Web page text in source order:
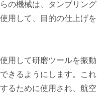
の機械は、タンブリング
用して、目的の仕上げを
用して研磨ツールを振動
きるようにします。これ
るために使用され、航空